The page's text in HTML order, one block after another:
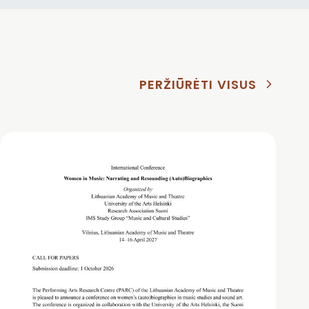
PERŽIŪRĖTI VISUS